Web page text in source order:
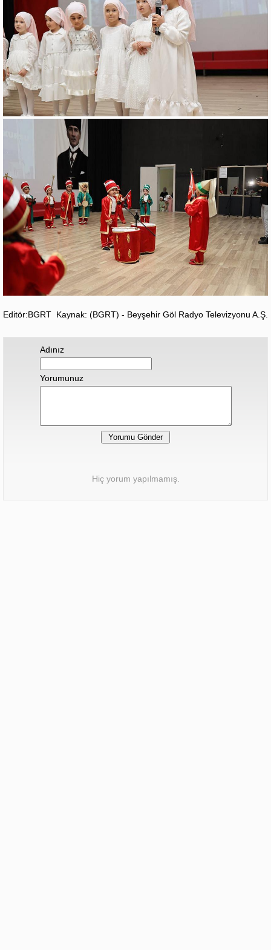
Editör:BGRT Kaynak: (BGRT) - Beyşehir Göl Radyo Televizyonu A.Ş.
Adınız
Yorumunuz
Hiç yorum yapılmamış.